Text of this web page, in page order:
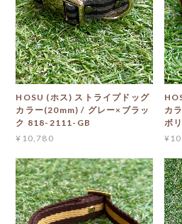
HOSU (ホス) ストライプドッグ
カラー(20mm) / グレー×ブラッ
ク 818-2111-GB
¥10,780
カ
ボ